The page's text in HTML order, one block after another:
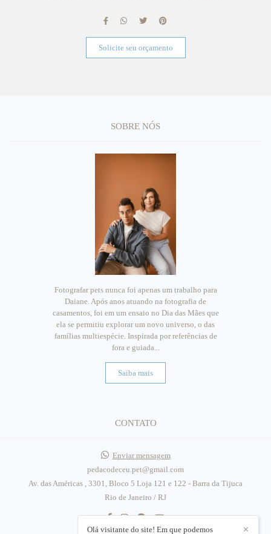
Solicite seu orçamento
SOBRE NÓS
Fotografar pets nunca foi apenas um trabalho para
Daiane. Após anos atuando na fotografia de
casamentos, foi em um ensaio no Dia das Mães que
ela se permitiu explorar um novo universo, o das
famílias multiespécie. Inspirada por referências de
fora e guiada...
Saiba mais
CONTATO
Enviar mensagem
pedacodeceu.pet@gmail.com
Av. das Américas , 3301, Bloco 5 Loja 121 e 122 - Barra da Tijuca
Rio de Janeiro / RJ
✕
Olá visitante do site! Em que podemos